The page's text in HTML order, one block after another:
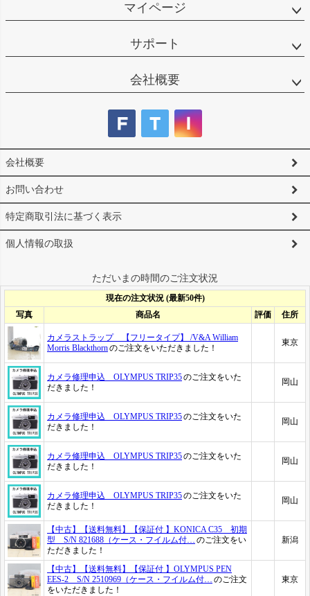
マイページ
サポート
会社概要
会社概要
お問い合わせ
特定商取引法に基づく表示
個人情報の取扱
ただいまの時間のご注文状況